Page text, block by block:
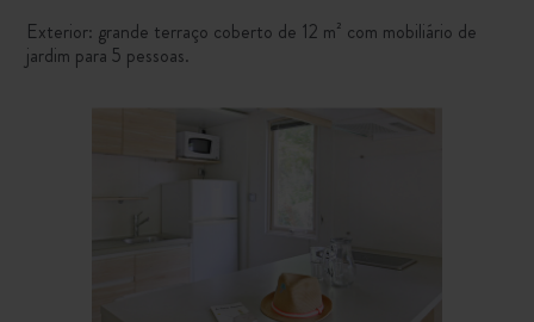
Exterior: grande terraço coberto de 12 m² com mobiliário de
jardim para 5 pessoas.